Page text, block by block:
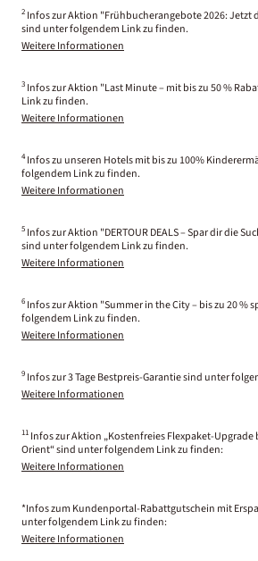
2 Infos zur Aktion "Frühbucherangebote 2026: Jetzt
sind unter folgendem Link zu finden.
Weitere Informationen
3 Infos zur Aktion "Last Minute – mit bis zu 50 %
Link zu finden.
Weitere Informationen
4 Infos zu unseren Hotels mit bis zu 100%
folgendem Link zu finden.
Weitere Informationen
5 Infos zur Aktion "DERTOUR DEALS – Spar dir die
sind unter folgendem Link zu finden.
Weitere Informationen
6 Infos zur Aktion "Summer in the City – bis zu 20 %
folgendem Link zu finden.
Weitere Informationen
9 Infos zur 3 Tage Bestpreis-Garantie sind unter
Weitere Informationen
11 Infos zur Aktion „Kostenfreies Flexpaket-Upgrade
Orient“ sind unter folgendem Link zu finden:
Weitere Informationen
*Infos zum Kundenportal-Rabattgutschein mit
unter folgendem Link zu finden:
Weitere Informationen